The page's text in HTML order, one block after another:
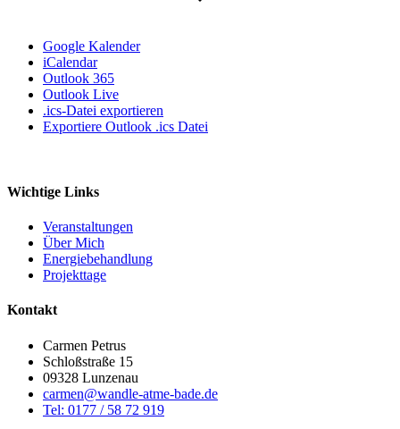
Google Kalender
iCalendar
Outlook 365
Outlook Live
.ics-Datei exportieren
Exportiere Outlook .ics Datei
Wichtige Links
Veranstaltungen
Über Mich
Energiebehandlung
Projekttage
Kontakt
Carmen Petrus
Schloßstraße 15
09328 Lunzenau
carmen@wandle-atme-bade.de
Tel: 0177 / 58 72 919